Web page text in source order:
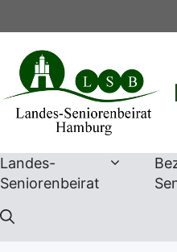
Landes-
Seniorenbeirat